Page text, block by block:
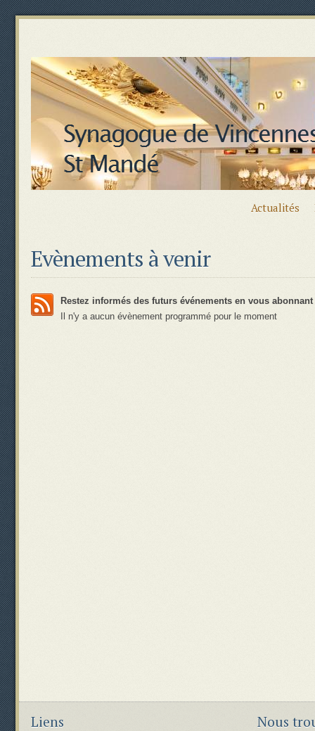
Actualités
Evènements à venir
Restez informés des futurs événements en vous
Il n'y a aucun évènement programmé pour le moment
Liens Nous